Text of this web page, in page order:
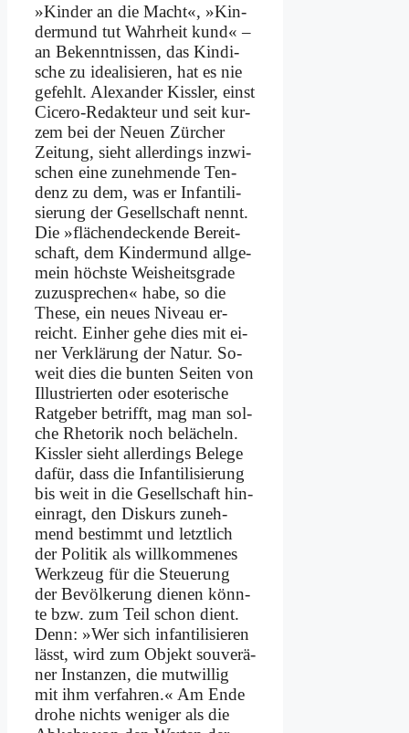
»Kin­der an die Macht«, »Kin­
der­mund tut Wahr­heit kund« –
an Be­kennt­nis­sen, das Kin­di­
sche zu idea­li­sie­ren, hat es nie
ge­fehlt. Alex­an­der Kiss­ler, einst
Ci­ce­ro-Re­dak­teur und seit kur­
zem bei der Neu­en Zür­cher
Zei­tung, sieht al­ler­dings in­zwi­
schen ei­ne zu­neh­men­de Ten­
denz zu dem, was er In­fan­ti­li­
sie­rung der Ge­sell­schaft nennt.
Die »flä­chen­decken­de Be­reit­
schaft, dem Kin­der­mund all­ge­
mein höch­ste Weis­heits­gra­de
zu­zu­spre­chen« ha­be, so die
The­se, ein neu­es Ni­veau er­
reicht. Ein­her ge­he dies mit ei­
ner Ver­klä­rung der Na­tur. So­
weit dies die bun­ten Sei­ten von
Il­lu­strier­ten oder eso­te­ri­sche
Rat­ge­ber be­trifft, mag man sol­
che Rhe­to­rik noch be­lä­cheln.
Kiss­ler sieht al­ler­dings Be­le­ge
da­für, dass die In­fan­ti­li­sie­rung
bis weit in die Ge­sell­schaft hin­
ein­ragt, den Dis­kurs zu­neh­
mend be­stimmt und letzt­lich
der Po­li­tik als will­kom­me­nes
Werk­zeug für die Steue­rung
der Be­völ­ke­rung die­nen könn­
te bzw. zum Teil schon dient.
Denn: »Wer sich in­fan­ti­li­sie­ren
lässt, wird zum Ob­jekt sou­ve­rä­
ner In­stan­zen, die mut­wil­lig
mit ihm ver­fah­ren.« Am En­de
dro­he nichts we­ni­ger als die